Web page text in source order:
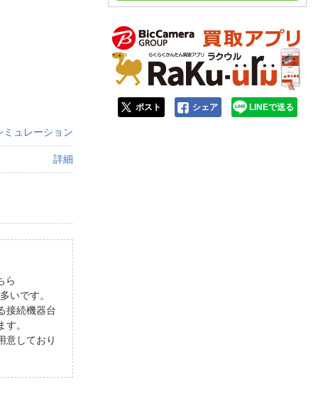
ミュレーション
詳細
ら
いです。
接続機器台
。
意しており
ポスト シェア LINEで送る